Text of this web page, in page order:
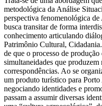
metodológica da Análise
perspectiva fenomenológica
busca transitar de forma
conhecimento articulando
Patrimônio Cultural,
de que o processo de
simultaneidades que
correspondências. Ao se
um produto turístico para Porto
negociando identidades e
passam a assumir diversas